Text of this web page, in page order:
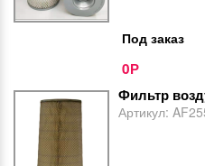
Под заказ
0Р
Фильтр
Артикул: